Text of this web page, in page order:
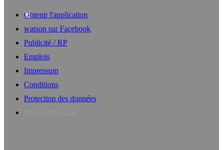
Obtenir l'application
watson sur Facebook
Publicité / RP
Emplois
Impressum
Conditions
Protection des données